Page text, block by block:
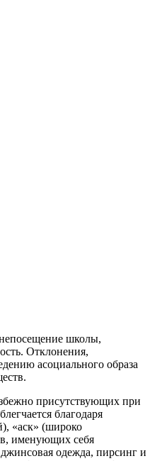
школы,
Отклонения,
асоциального образа
присутствующих при
благодаря
«аск» (широко
именующих себя
одежда, пирсинг и